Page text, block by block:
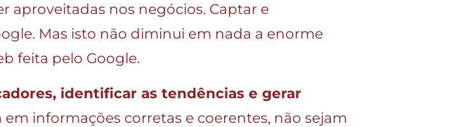
aproveitadas nos negócios. Captar e
Mas isto não diminui em nada a enorme
feita pelo Google.
identificar as tendências e gerar
informações corretas e coerentes, não sejam